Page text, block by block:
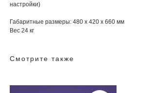
настройки)
Габаритные размеры: 480 x 420 x 660 мм
Вес 24 кг
Смотрите также